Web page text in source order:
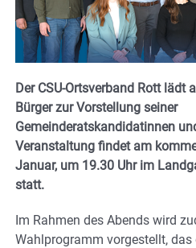
Der CSU-Ortsverband Rott lädt
Bürger zur Vorstellung seiner
Gemeinderatskandidatinnen
Veranstaltung findet am
Januar, um 19.30 Uhr im
statt.
Im Rahmen des Abends wird
Wahlprogramm vorgestellt,